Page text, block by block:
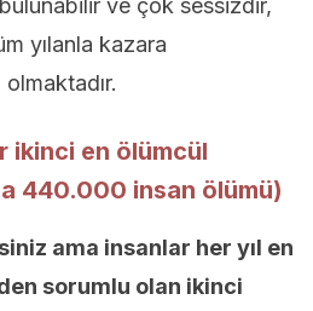
ve çok sessizdir,
yılanla kazara
ikinci en ölümcül
440.000 insan ölümü)
ama insanlar her yıl en
sorumlu olan ikinci